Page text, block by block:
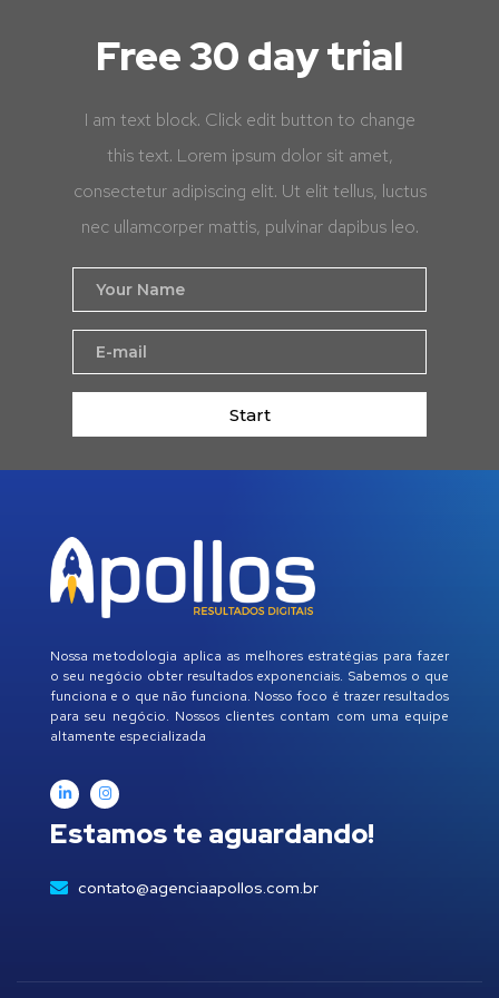
Free 30 day trial
I am text block. Click edit button to change
this text. Lorem ipsum dolor sit amet,
consectetur adipiscing elit. Ut elit tellus, luctus
nec ullamcorper mattis, pulvinar dapibus leo.
Start
Nossa metodologia aplica as melhores estratégias para fazer
o seu negócio obter resultados exponenciais. Sabemos o que
funciona e o que não funciona. Nosso foco é trazer resultados
para seu negócio. Nossos clientes contam com uma equipe
altamente especializada
Estamos te aguardando!
contato@agenciaapollos.com.br